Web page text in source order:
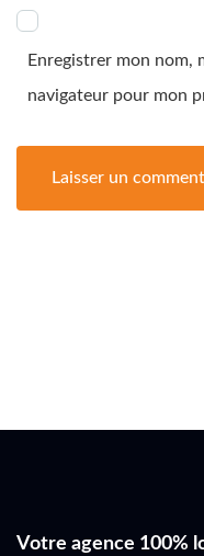
Enregistrer mon nom,
navigateur pour mon
Votre agence 100%